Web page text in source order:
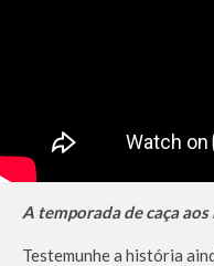
A temporada de caça
Testemunhe a história